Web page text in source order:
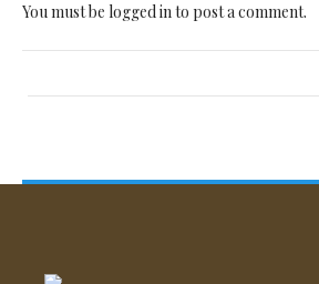
You must be logged into post a comment.